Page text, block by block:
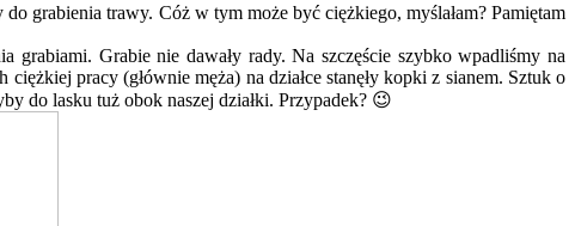
grabienia trawy. Cóż w tym może być ciężkiego, myślałam? Pamiętam
grabiami. Grabie nie dawały rady. Na szczęście szybko wpadliśmy na
pracy (głównie męża) na działce stanęły kopki z sianem. Sztuk o
do lasku tuż obok naszej działki. Przypadek? 😉